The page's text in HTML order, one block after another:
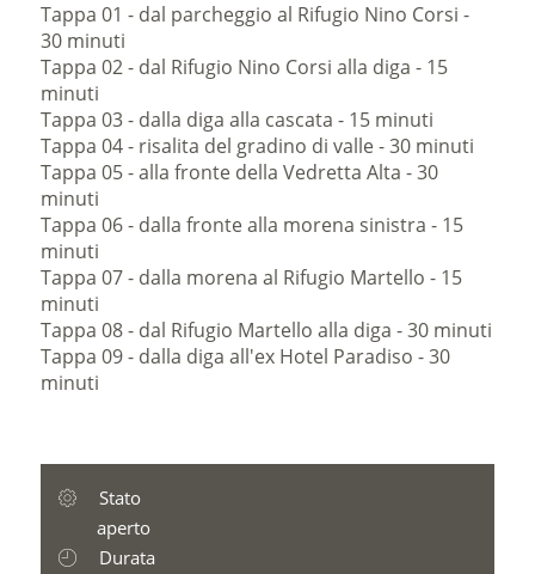
Tappa 01 - dal parcheggio al Rifugio Nino Corsi -
30 minuti
Tappa 02 - dal Rifugio Nino Corsi alla diga - 15
minuti
Tappa 03 - dalla diga alla cascata - 15 minuti
Tappa 04 - risalita del gradino di valle - 30 minuti
Tappa 05 - alla fronte della Vedretta Alta - 30
minuti
Tappa 06 - dalla fronte alla morena sinistra - 15
minuti
Tappa 07 - dalla morena al Rifugio Martello - 15
minuti
Tappa 08 - dal Rifugio Martello alla diga - 30 minuti
Tappa 09 - dalla diga all'ex Hotel Paradiso - 30
minuti
Stato
aperto
Durata